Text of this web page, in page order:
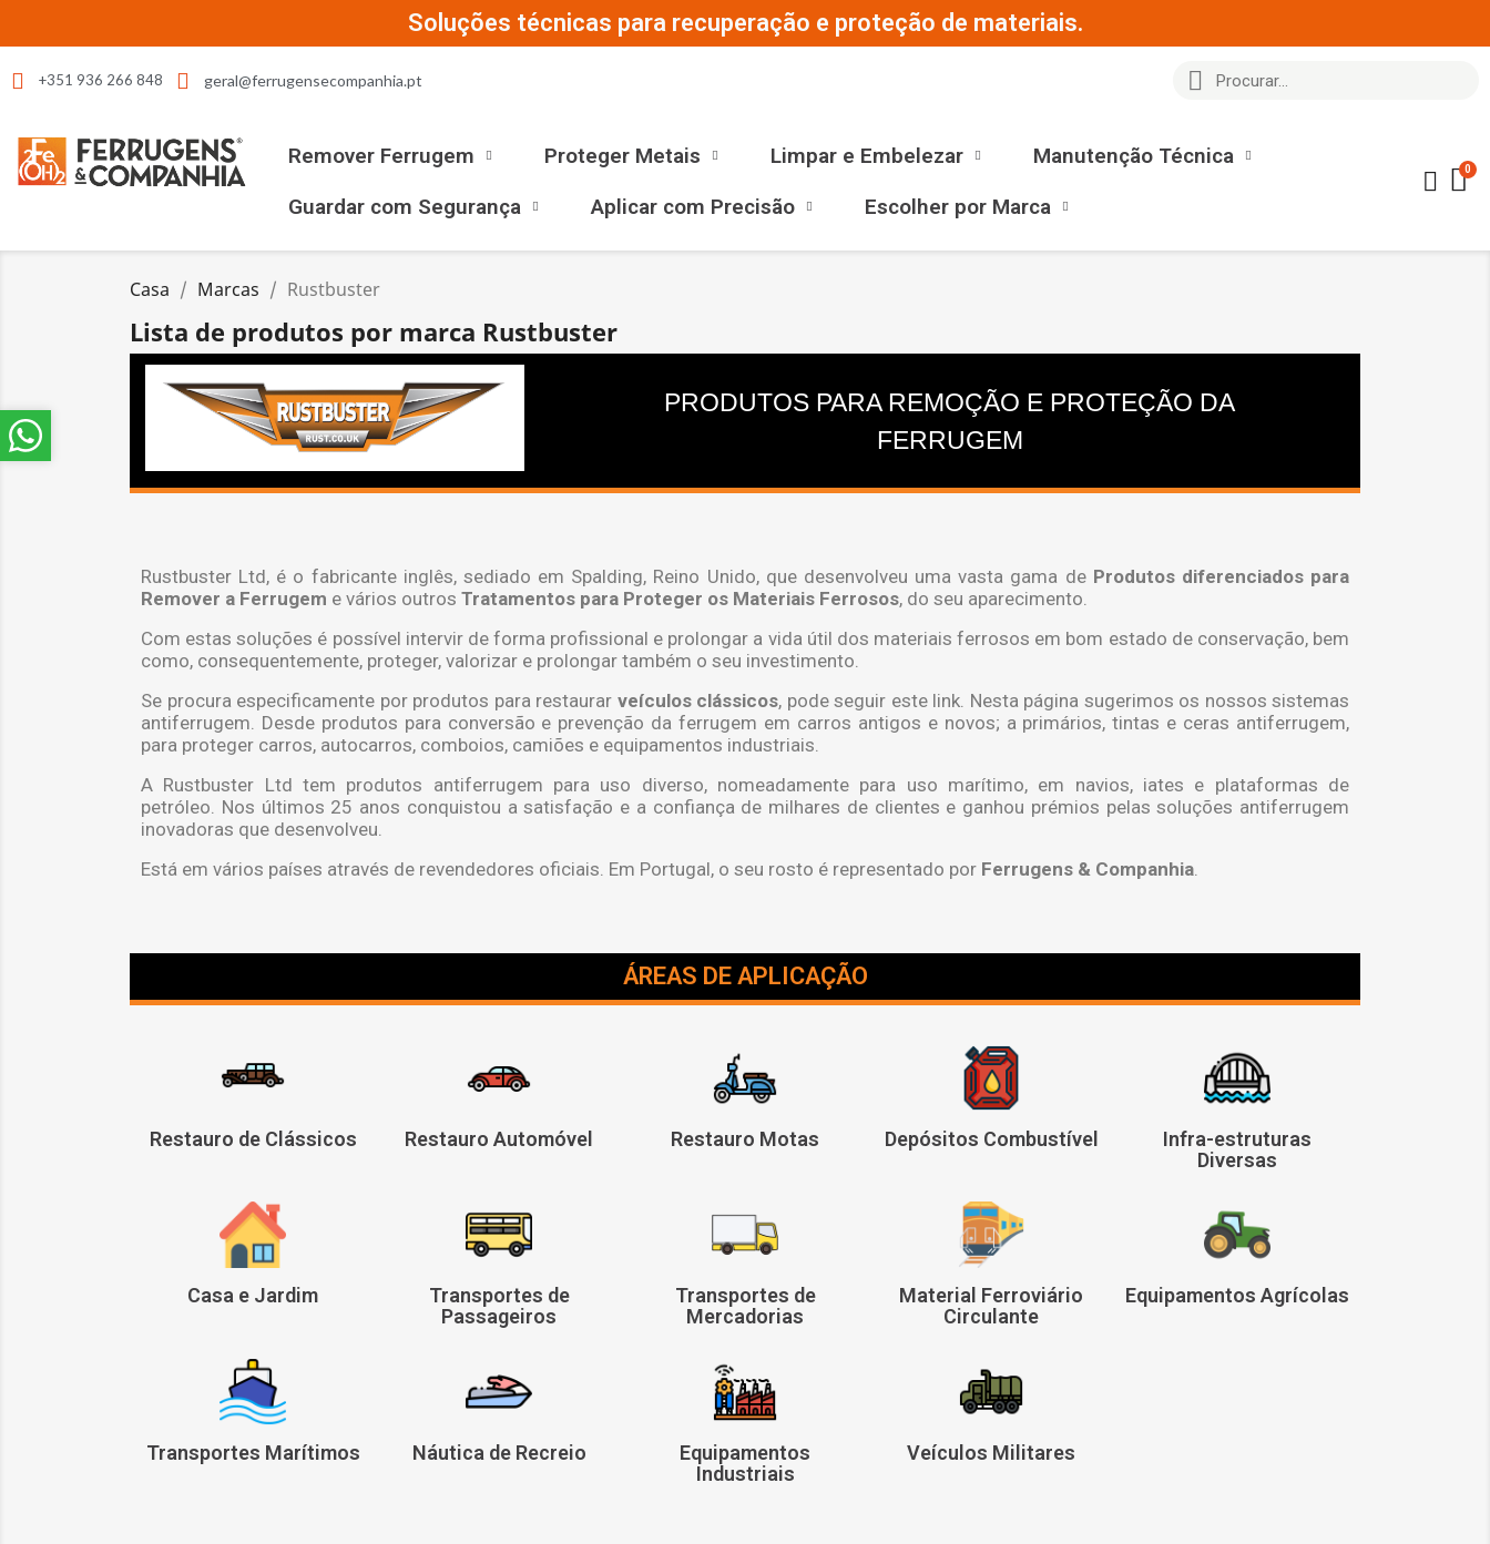
Soluções técnicas para recuperação e proteção de materiais.
+351 936 266 848 geral@ferrugensecompanhia.pt
Remover Ferrugem Proteger Metais Limpar e Embelezar
Manutenção Técnica
Guardar com Segurança
Aplicar com Precisão Escolher por Marca
Casa Marcas Rustbuster
Lista de produtos por marca Rustbuster
PRODUTOS PARA REMOÇÃO E PROTEÇÃO DA
FERRUGEM
Rustbuster Ltd, é o fabricante inglês, sediado em Spalding, Reino Unido, que desenvolveu uma vasta gama de Produtos diferenciados para
Remover a Ferrugem e vários outros Tratamentos para Proteger os Materiais Ferrosos, do seu aparecimento.
Com estas soluções é possível intervir de forma profissional e prolongar a vida útil dos materiais ferrosos em bom estado de conservação, bem
como, consequentemente, proteger, valorizar e prolongar também o seu investimento.
Se procura especificamente por produtos para restaurar veículos clássicos, pode seguir este link. Nesta página sugerimos os nossos sistemas
antiferrugem. Desde produtos para conversão e prevenção da ferrugem em carros antigos e novos; a primários, tintas e ceras antiferrugem,
para proteger carros, autocarros, comboios, camiões e equipamentos industriais.
A Rustbuster Ltd tem produtos antiferrugem para uso diverso, nomeadamente para uso marítimo, em navios, iates e plataformas de
petróleo. Nos últimos 25 anos conquistou a satisfação e a confiança de milhares de clientes e ganhou prémios pelas soluções antiferrugem
inovadoras que desenvolveu.
Está em vários países através de revendedores oficiais. Em Portugal, o seu rosto é representado por Ferrugens & Companhia.
ÁREAS DE APLICAÇÃO
Restauro de Clássicos Restauro Automóvel Restauro Motas Depósitos Combustível
Infra-estruturas
Diversas
Casa e Jardim
Transportes de
Passageiros
Transportes de
Mercadorias
Material Ferroviário
Circulante
Equipamentos Agrícolas
Transportes Marítimos Náutica de Recreio
Equipamentos
Industriais
Veículos Militares